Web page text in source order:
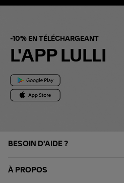
-10% EN TÉLÉCHARGEANT
L'APP LULLI
BESOIN D'AIDE ?
À PROPOS